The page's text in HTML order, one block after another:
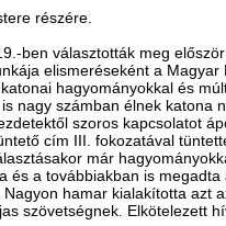
részére.
ben választották meg
elismeréseként a Magyar
hagyományokkal és
nagy számban élnek katona
szoros kapcsolatot
cím III. fokozatával
már
és a továbbiakban is
hamar kialakította azt
szövetségnek. Elkötelezett